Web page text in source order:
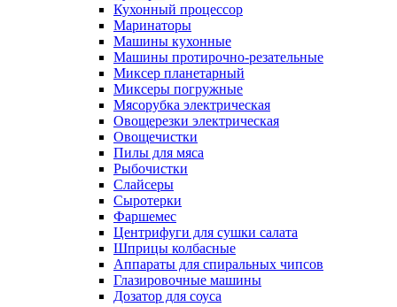
Кухонный процессор
Маринаторы
Машины кухонные
Машины протирочно-резательные
Миксер планетарный
Миксеры погружные
Мясорубка электрическая
Овощерезки электрическая
Овощечистки
Пилы для мяса
Рыбочистки
Слайсеры
Сыротерки
Фаршемес
Центрифуги для сушки салата
Шприцы колбасные
Аппараты для спиральных чипсов
Глазировочные машины
Дозатор для соуса